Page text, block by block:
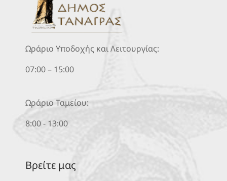
Ωράριο Υποδοχής και Λειτουργίας:
07:00 – 15:00
Ωράριο Ταμείου:
8:00 - 13:00
Βρείτε μας